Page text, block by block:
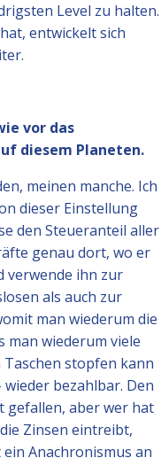
Level zu halten.
entwickelt sich
vor das
diesem Planeten.
meinen manche. Ich
dieser Einstellung
den Steueranteil aller
genau dort, wo er
verwende ihn zur
als auch zur
man wiederum die
man wiederum viele
stopfen kann
bezahlbar. Den
gefallen, aber wer hat
Zinsen eintreibt,
Anachronismus an